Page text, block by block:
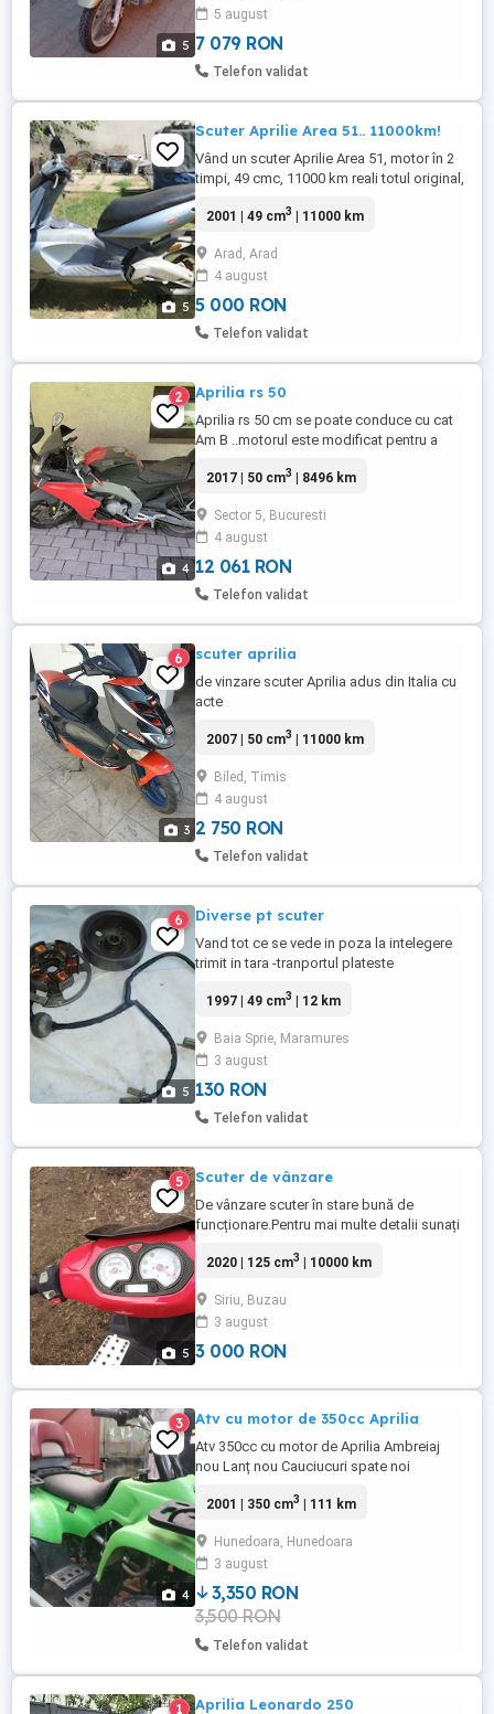
5
5 august
7 079 RON
Telefon validat
5
Scuter Aprilie Area 51.. 11000km!
Vând un scuter Aprilie Area 51, motor în 2
timpi, 49 cmc, 11000 km reali totul original,
imperfecțiuni, tehnic este perfect, baterie
bune, merge ca ceasul, nu necesită nici o
investiție. Unic proprietar în ROMÂNIA. Preț
5000 ...
2001 | 49 cm3 | 11000 km
Arad, Arad
4 august
5 000 RON
Telefon validat
4
2 Aprilia rs 50
Aprilia rs 50 cm se poate conduce cu cat
Am B ..motorul este modificat pentru a
140 km viteza maxima....2300 euro pret fix
2017 | 50 cm3 | 8496 km
Sector 5, Bucuresti
4 august
12 061 RON
Telefon validat
3
6 scuter aprilia
de vinzare scuter Aprilia adus din Italia cu
acte
2007 | 50 cm3 | 11000 km
Biled, Timis
4 august
2 750 RON
Telefon validat
5
6 Diverse pt scuter
Vand tot ce se vede in poza la intelegere
trimit in tara -tranportul plateste
130-60-13-25 lei b ,,Raspund numai la Ms,,,
1997 | 49 cm3 | 12 km
Baia Sprie, Maramures
3 august
130 RON
Telefon validat
5
5 Scuter de vânzare
De vânzare scuter în stare bună de
funcționare.Pentru mai multe detalii sunați
2020 | 125 cm3 | 10000 km
Siriu, Buzau
3 august
3 000 RON
4
3 Atv cu motor de 350cc Aprilia
Atv 350cc cu motor de Aprilia Ambreiaj
nou Lanț nou Cauciucuri spate noi
Detalii
2001 | 350 cm3 | 111 km
Hunedoara, Hunedoara
3 august
3,350 RON
3,500 RON
Telefon validat
1 Aprilia Leonardo 250